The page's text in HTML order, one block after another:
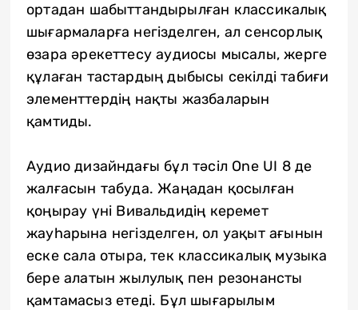
ортадан шабыттандырылған классикалық
шығармаларға негізделген, ал сенсорлық
өзара әрекеттесу аудиосы мысалы, жерге
құлаған тастардың дыбысы секілді табиғи
элементтердің нақты жазбаларын
қамтиды.
Аудио дизайндағы бұл тәсіл One UI 8 де
жалғасын табуда. Жаңадан қосылған
қоңырау үні Вивальдидің керемет
жауhарына негізделген, ол уақыт ағынын
еске сала отыра, тек классикалық музыка
бере алатын жылулық пен резонансты
қамтамасыз етеді. Бұл шығарылым